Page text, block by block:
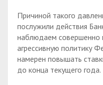
Причиной такого
послужили действия
наблюдаем совершенно
агрессивную политику
намерен повышать
до конца текущего года.